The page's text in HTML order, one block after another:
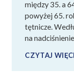
między 35. a
powyżej 65.
tętnicze.
na
CZYTAJ